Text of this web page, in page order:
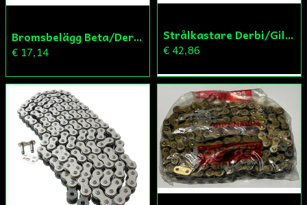
Bromsbelägg Beta/Derbi/Yamaha
€ 17,14
Strålkastare Derbi/Gilera
€ 42,86